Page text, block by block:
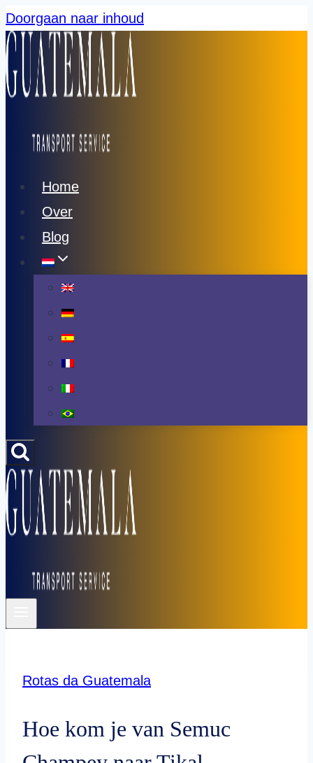
Doorgaan naar inhoud
Home
Over
Blog
Rotas da Guatemala
Hoe kom je van Semuc